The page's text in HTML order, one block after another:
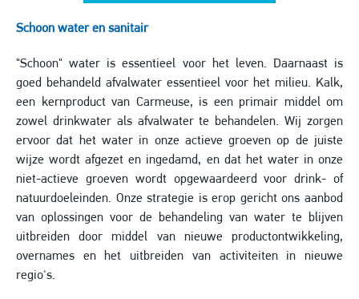
Schoon water en sanitair
"Schoon" water is essentieel voor het leven. Daarnaast is
goed behandeld afvalwater essentieel voor het milieu. Kalk,
een kernproduct van Carmeuse, is een primair middel om
zowel drinkwater als afvalwater te behandelen. Wij zorgen
ervoor dat het water in onze actieve groeven op de juiste
wijze wordt afgezet en ingedamd, en dat het water in onze
niet-actieve groeven wordt opgewaardeerd voor drink- of
natuurdoeleinden. Onze strategie is erop gericht ons aanbod
van oplossingen voor de behandeling van water te blijven
uitbreiden door middel van nieuwe productontwikkeling,
overnames en het uitbreiden van activiteiten in nieuwe
regio's.